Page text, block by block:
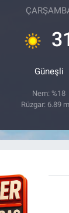
Güneşli
Nem: %18
Rüzgar: 6.89